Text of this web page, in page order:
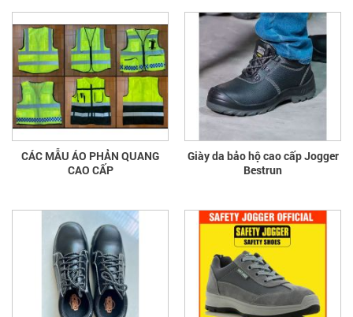
CÁC MẪU ÁO PHẢN QUANG
CAO CẤP
Giày da bảo hộ cao cấp Jogger
Bestrun